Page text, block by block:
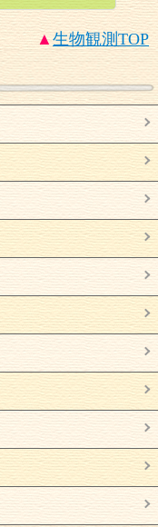
▲生物観測TOP